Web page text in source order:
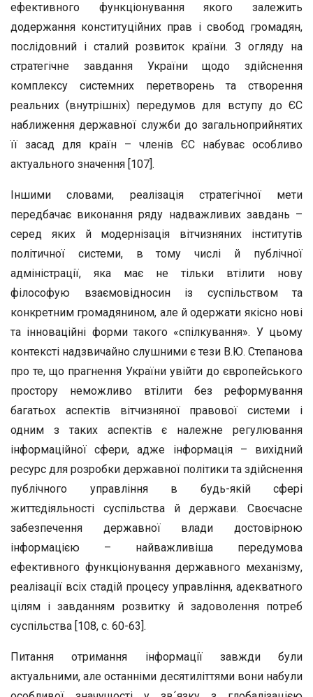
ефективного функціонування якого залежить
додержання конституційних прав і свобод громадян,
послідовний і сталий розвиток країни. З огляду на
стратегічне завдання України щодо здійснення
комплексу системних перетворень та створення
реальних (внутрішніх) передумов для вступу до ЄС
наближення державної служби до загальноприйнятих
її засад для країн – членів ЄС набуває особливо
актуального значення [107].
Іншими словами, реалізація стратегічної мети
передбачає виконання ряду надважливих завдань –
серед яких й модернізація вітчизняних інститутів
політичної системи, в тому числі й публічної
адміністрації, яка має не тільки втілити нову
філософую взаємовідносин із суспільством та
конкретним громадянином, але й одержати якісно нові
та інноваційні форми такого «спілкування». У цьому
контексті надзвичайно слушними є тези В.Ю. Степанова
про те, що прагнення України увійти до європейського
простору неможливо втілити без реформування
багатьох аспектів вітчизняної правової системи і
одним з таких аспектів є належне регулювання
інформаційної сфери, адже інформація – вихідний
ресурс для розробки державної політики та здійснення
публічного управління в будь-якій сфері
життєдіяльності суспільства й держави. Своєчасне
забезпечення державної влади достовірною
інформацією – найважливіша передумова
ефективного функціонування державного механізму,
реалізації всіх стадій процесу управління, адекватного
цілям і завданням розвитку й задоволення потреб
суспільства [108, с. 60-63].
Питання отримання інформації завжди були
актуальними, але останніми десятиліттями вони набули